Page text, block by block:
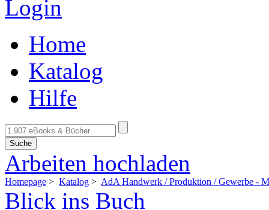
Login
Home
Katalog
Hilfe
Suche
Arbeiten hochladen
Homepage > Katalog > AdA Handwerk / Produktion / Gewerbe -
Blick ins Buch